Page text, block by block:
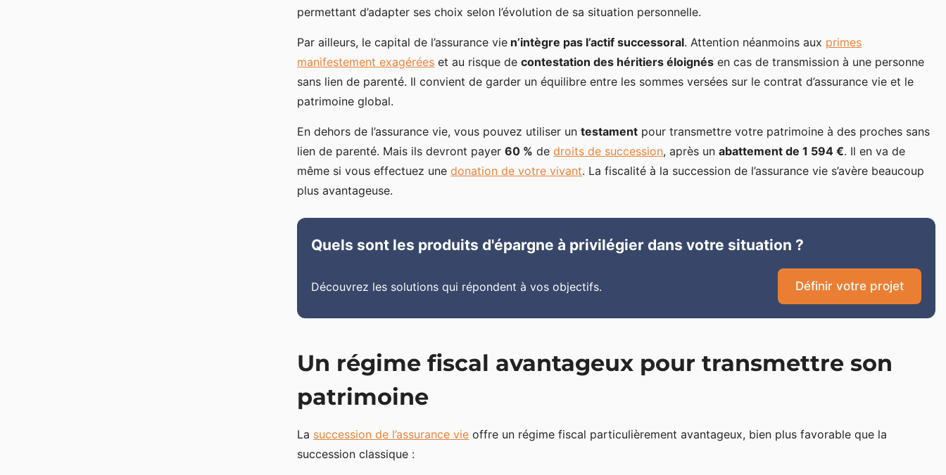
permettant d’adapter ses choix selon l’évolution de sa situation personnelle.
Par ailleurs, le capital de l’assurance vie n’intègre pas l’actif successoral. Attention néanmoins aux primes
manifestement exagérées et au risque decontestation des héritiers éloignés en cas de transmission à une personne
sans lien de parenté. Il convient de garder un équilibre entre les sommes versées sur le contrat d’assurance vie et le
patrimoine global.
En dehors de l’assurance vie, vous pouvez utiliser untestament pour transmettre votre patrimoine à des proches sans
lien de parenté. Mais ils devront payer60 % dedroits de succession, après unabattement de 1 594 €. Il en va de
même si vous effectuez unedonation de votre vivant. La fiscalité à la succession de l’assurance vie s’avère beaucoup
plus avantageuse.
Quels sont les produits d'épargne à privilégier dans votre situation ?
Découvrez les solutions qui répondent à vos objectifs. Définir votre projet
Un régime fiscal avantageux pour transmettre son
patrimoine
La succession de l’assurance vie offre un régime fiscal particulièrement avantageux, bien plus favorable que la
succession classique :